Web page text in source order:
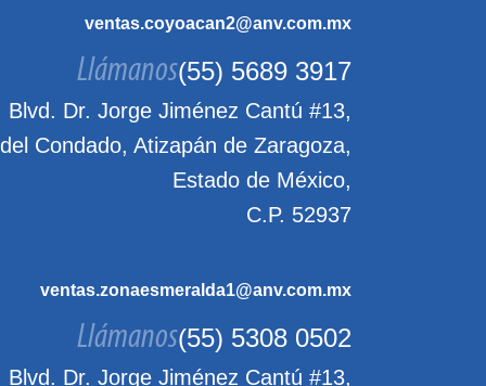
ventas.coyoacan2@anv.com.mx
Llámanos(55) 5689 3917
Blvd. Dr. Jorge Jiménez Cantú #13,
Condado, Atizapán de Zaragoza,
Estado de México,
C.P. 52937
ventas.zonaesmeralda1@anv.com.mx
Llámanos(55) 5308 0502
Blvd. Dr. Jorge Jiménez Cantú #13,